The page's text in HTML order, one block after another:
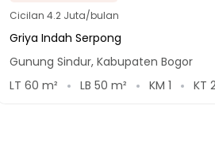
Cicilan 4.2 Juta/bulan
Griya Indah Serpong
Gunung Sindur, Kabupaten Bogor
LT 60 m² LB 50 m² KM 1 KT